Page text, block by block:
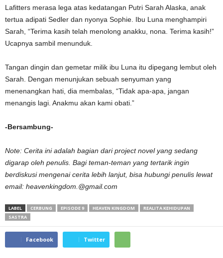
Lafitters merasa lega atas kedatangan Putri Sarah Alaska, anak
tertua adipati Sedler dan nyonya Sophie. Ibu Luna menghampiri
Sarah, “Terima kasih telah menolong anakku, nona. Terima kasih!”
Ucapnya sambil menunduk.
Tangan dingin dan gemetar milik ibu Luna itu dipegang lembut oleh
Sarah. Dengan menunjukan sebuah senyuman yang
menenangkan hati, dia membalas, “Tidak apa-apa, jangan
menangis lagi. Anakmu akan kami obati.”
-Bersambung-
Note: Cerita ini adalah bagian dari project novel yang sedang
digarap oleh penulis. Bagi teman-teman yang tertarik ingin
berdiskusi mengenai cerita lebih lanjut, bisa hubungi penulis lewat
email: heavenkingdom.@gmail.com
LABEL CERBUNG EPISODE 9 HEAVEN KINGDOM
REALITA KEHIDUPAN
SASTRA
Facebook Twitter